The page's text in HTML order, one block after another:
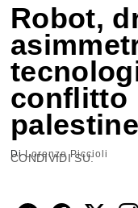
Robot,
conflitto
DiLorenzo Piccioli
CONDIVIDI SU: